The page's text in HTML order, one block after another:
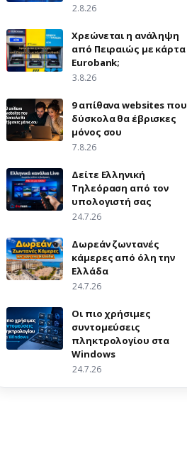
2.8.26
Χρεώνεται η ανάληψη
από Πειραιώς με κάρτα
Eurobank;
3.8.26
9 απίθανα websites που
δύσκολα θα έβρισκες
μόνος σου
7.8.26
Δείτε Ελληνική
Τηλεόραση από τον
υπολογιστή σας
24.7.26
Δωρεάν ζωντανές
κάμερες από όλη την
Ελλάδα
24.7.26
Οι πιο χρήσιμες
συντομεύσεις
πληκτρολογίου στα
Windows
24.7.26